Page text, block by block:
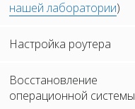
нашей лаборатории)
Настройка роутера
Восстановление
операционной системы